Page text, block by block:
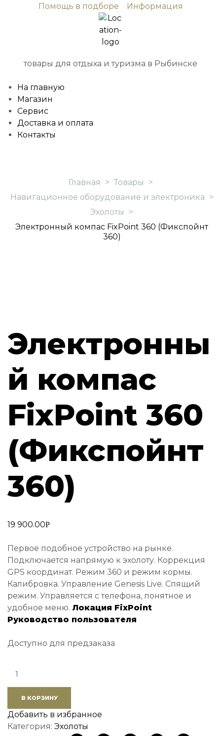
Помощь в подборе Информация
товары для отдыха и туризма в Рыбинске
На главную
Магазин
Сервис
Доставка и оплата
Контакты
Главная > Товары
>
Навигационное оборудование и электроника >
Эхолоты
>
Электронный компас FixPoint 360 (Фикспойнт
360)
Электронны
й компас
FixPoint 360
(Фикспойнт
360)
19 900.00Р
Первое подобное устройство на рынке.
Подключается напрямую к эхолоту. Коррекция
GPS координат. Режим 360 и режим кормы.
Калибровка. Управление Genesis Live. Спящий
режим. Управляется с телефона, понятное и
удобное меню. Локация FixPoint
Руководство пользователя
Доступно для предзаказа
В КОРЗИНУ
Добавить в избранное
Категория: Эхолоты